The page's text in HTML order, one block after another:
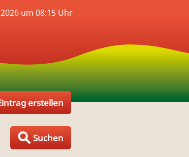
erstellen
Suchen
um 08:15 Uhr